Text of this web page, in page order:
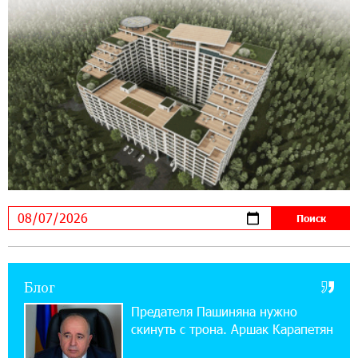
11:03:52 31-07-2026
Если Израиль использует тему Геноцида
армян против Эрдогана, то что для него
значит сам Геноцид?
17:16:14 30-07-2026
ВТБ (Армения): вклад «Стабильный» — до
10% годовых и оформление в мобильном
приложении
17:03:49 30-07-2026
Платформа Rate.Trading на Seaside Startup
Summit: IDBank представил инновационное
Состоялось открытие Khachaturian Rooftop
при поддержке IDBank
Блог
Предателя Пашиняна нужно
скинуть с трона. Аршак Карапетян